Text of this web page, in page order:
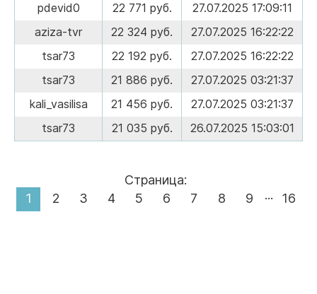
pdevid0
22 771 руб.
27.07.2025 17:09:11
aziza-tvr
22 324 руб.
27.07.2025 16:22:22
tsar73
22 192 руб.
27.07.2025 16:22:22
tsar73
21 886 руб.
27.07.2025 03:21:37
kali_vasilisa
21 456 руб.
27.07.2025 03:21:37
tsar73
21 035 руб. 26.07.2025 15:03:01
Страница:
1
2 3 4 5 6 7 8 9 ... 16